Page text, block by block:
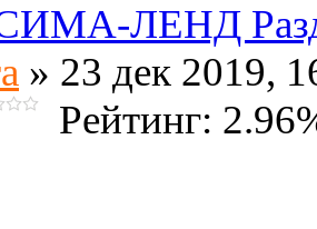
ЛЕНД
» 23 дек 2019,
Рейтинг: